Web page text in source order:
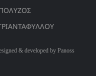
& developed by Panoss